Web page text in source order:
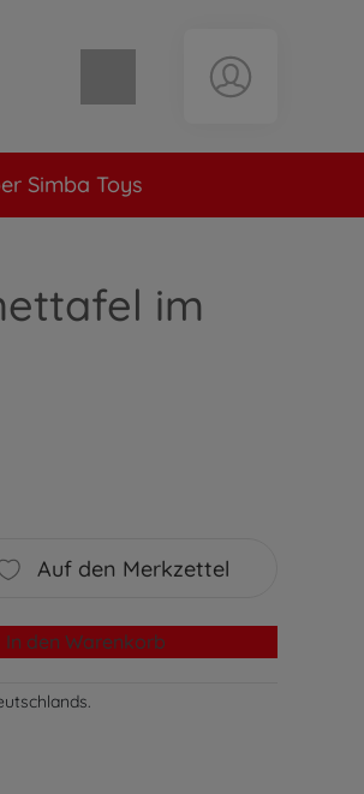
Warenkorb leer
Simba Toys
im
Auf den Merkzettel
In den Warenkorb